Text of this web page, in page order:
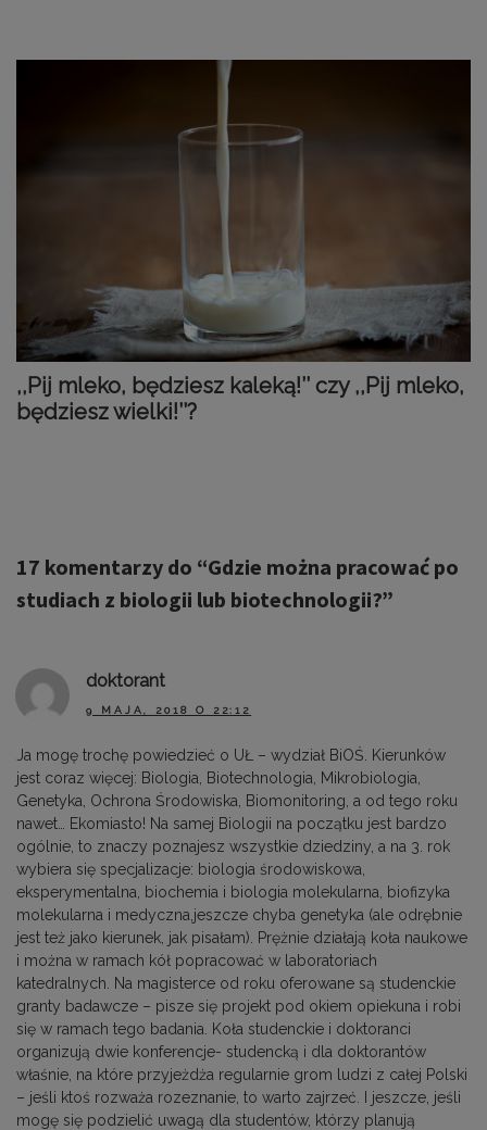
,,Pij mleko, będziesz kaleką!’’ czy ,,Pij mleko,
będziesz wielki!’’?
17 komentarzy do “Gdzie można pracować po
studiach z biologii lub biotechnologii?”
doktorant
9 MAJA, 2018 O 22:12
Ja mogę trochę powiedzieć o UŁ – wydział BiOŚ. Kierunków
jest coraz więcej: Biologia, Biotechnologia, Mikrobiologia,
Genetyka, Ochrona Środowiska, Biomonitoring, a od tego roku
nawet… Ekomiasto! Na samej Biologii na początku jest bardzo
ogólnie, to znaczy poznajesz wszystkie dziedziny, a na 3. rok
wybiera się specjalizacje: biologia środowiskowa,
eksperymentalna, biochemia i biologia molekularna, biofizyka
molekularna i medyczna,jeszcze chyba genetyka (ale odrębnie
jest też jako kierunek, jak pisałam). Prężnie działają koła naukowe
i można w ramach kół popracować w laboratoriach
katedralnych. Na magisterce od roku oferowane są studenckie
granty badawcze – pisze się projekt pod okiem opiekuna i robi
się w ramach tego badania. Koła studenckie i doktoranci
organizują dwie konferencje- studencką i dla doktorantów
właśnie, na które przyjeżdża regularnie grom ludzi z całej Polski
– jeśli ktoś rozważa rozeznanie, to warto zajrzeć. I jeszcze, jeśli
mogę się podzielić uwagą dla studentów, którzy planują